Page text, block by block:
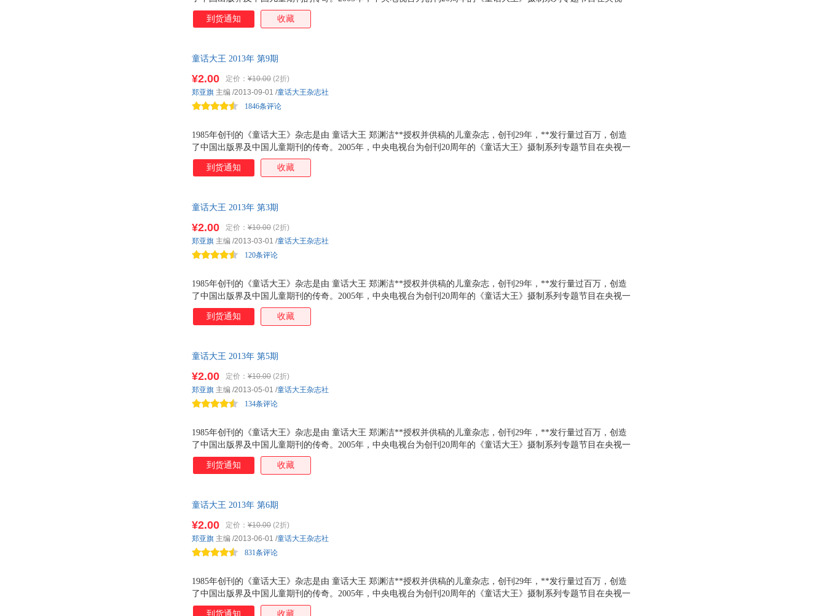
套播出。2007年1月10日在北京一个拍卖会上，一本有郑渊洁手写了19个字赠言的《童话大王》杂志，以10万元的价
格售出成交。2013年《童话大王》杂志成功转型，关注儿童安全，成为中国**本儿童安全主题期刊。
到货通知 收藏
童话大王 2013年 第9期
1985年创刊的《童话大王》杂志是由 童话大王 郑渊洁**授权并供稿的儿童杂志，创刊29年，**发行量过百万，创造
了中国出版界及中国儿童期刊的传奇。2005年，中央电视台为创刊20周年的《童话大王》摄制系列专题节目在央视一
套播出。2007年1月10日在北京一个拍卖会上，一本有郑渊洁手写了19个字赠言的《童话大王》杂志，以10万元的价
格售出成交。2013年《童话大王》杂志成功转型，关注儿童安全，成为中国**本儿童安全主题期刊。
¥2.00 定价： ¥10.00 (2折)
1846条评论
郑亚旗 主编 /2013-09-01 /童话大王杂志社
到货通知 收藏
童话大王 2013年 第3期
1985年创刊的《童话大王》杂志是由 童话大王 郑渊洁**授权并供稿的儿童杂志，创刊29年，**发行量过百万，创造
了中国出版界及中国儿童期刊的传奇。2005年，中央电视台为创刊20周年的《童话大王》摄制系列专题节目在央视一
套播出。2007年1月10日在北京一个拍卖会上，一本有郑渊洁手写了19个字赠言的《童话大王》杂志，以10万元的价
格售出成交。2013年《童话大王》杂志成功转型，关注儿童安全，成为中国**本儿童安全主题期刊。
¥2.00 定价： ¥10.00 (2折)
120条评论
郑亚旗 主编 /2013-03-01 /童话大王杂志社
到货通知 收藏
童话大王 2013年 第5期
1985年创刊的《童话大王》杂志是由 童话大王 郑渊洁**授权并供稿的儿童杂志，创刊29年，**发行量过百万，创造
了中国出版界及中国儿童期刊的传奇。2005年，中央电视台为创刊20周年的《童话大王》摄制系列专题节目在央视一
套播出。2007年1月10日在北京一个拍卖会上，一本有郑渊洁手写了19个字赠言的《童话大王》杂志，以10万元的价
格售出成交。2013年《童话大王》杂志成功转型，关注儿童安全，成为中国**本儿童安全主题期刊。
¥2.00 定价： ¥10.00 (2折)
134条评论
郑亚旗 主编 /2013-05-01 /童话大王杂志社
到货通知 收藏
童话大王 2013年 第6期
1985年创刊的《童话大王》杂志是由 童话大王 郑渊洁**授权并供稿的儿童杂志，创刊29年，**发行量过百万，创造
了中国出版界及中国儿童期刊的传奇。2005年，中央电视台为创刊20周年的《童话大王》摄制系列专题节目在央视一
套播出。2007年1月10日在北京一个拍卖会上，一本有郑渊洁手写了19个字赠言的《童话大王》杂志，以10万元的价
¥2.00 定价： ¥10.00 (2折)
831条评论
郑亚旗 主编 /2013-06-01 /童话大王杂志社
到货通知 收藏